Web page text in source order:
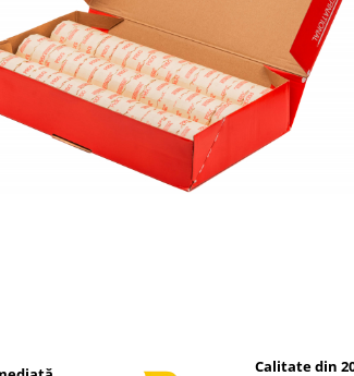
Calitate din